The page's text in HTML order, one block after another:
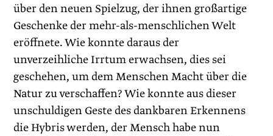
über den neuen Spielzug, der ihnen ­großartige
Geschenke der mehr-als-menschlichen Welt
eröffnete. Wie konnte daraus der
unverzeihliche Irrtum erwachsen, dies sei
geschehen, um dem Menschen Macht über die
Natur zu verschaffen? Wie konnte aus dieser
unschuldigen Geste des dankbaren Erkennens
die Hybris werden, der Mensch habe nun